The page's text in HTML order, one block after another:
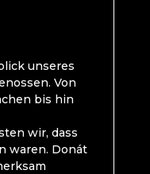
unseres
Von
bis hin
wir, dass
waren. Donát